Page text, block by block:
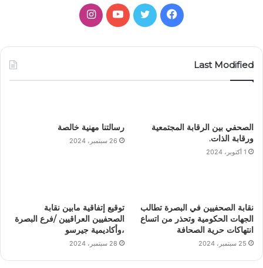
فيسبوكتويتر يوتيوبانستقرام
Last Modified
الصحفي بين الرقابة المجتمعية
ورقابة الذات.
1 أكتوبر، 2024
رسالتنا مهنية خالصة
26 سبتمبر، 2024
نقابة الصحفيين في البصرة تطالب
الجهات الحكومية وتحذر من اتساع
انتهاكات حرية الصحافة
25 سبتمبر، 2024
توقيع إتفاقية مابين نقابة
الصحفيين العراقيين /فرع البصرة
،وأكاديمية جيرسو
28 سبتمبر، 2024